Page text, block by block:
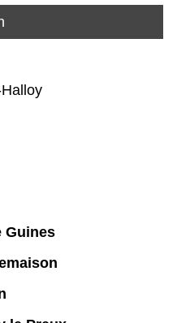
Guines